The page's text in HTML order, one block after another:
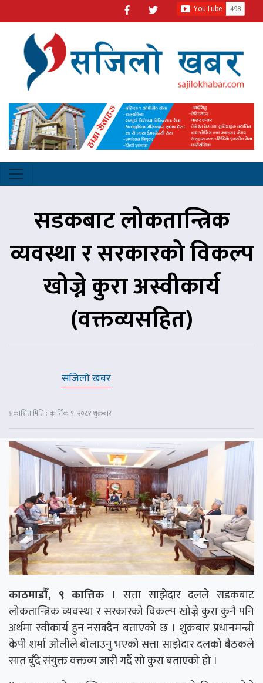
सडकबाट लोकतान्त्रिक
व्यवस्था र सरकारको विकल्प
खोज्ने कुरा अस्वीकार्य
(वक्तव्यसहित)
सजिलो खबर
प्रकाशित मिति : कार्तिक ९, २०८१ शुक्रबार
काठमाडौँ, ९ कात्तिक । सत्ता साझेदार दलले सडकबाट
लोकतान्त्रिक व्यवस्था र सरकारको विकल्प खोज्ने कुरा कुनै पनि
अर्थमा स्वीकार्य हुन नसक्दैन बताएको छ । शुक्रबार प्रधानमन्त्री
केपी शर्मा ओलीले बोलाउनु भएको सत्ता साझेदार दलको बैठकले
सात बुँदे संयुक्त वक्तव्य जारी गर्दै सो कुरा बताएको हो ।